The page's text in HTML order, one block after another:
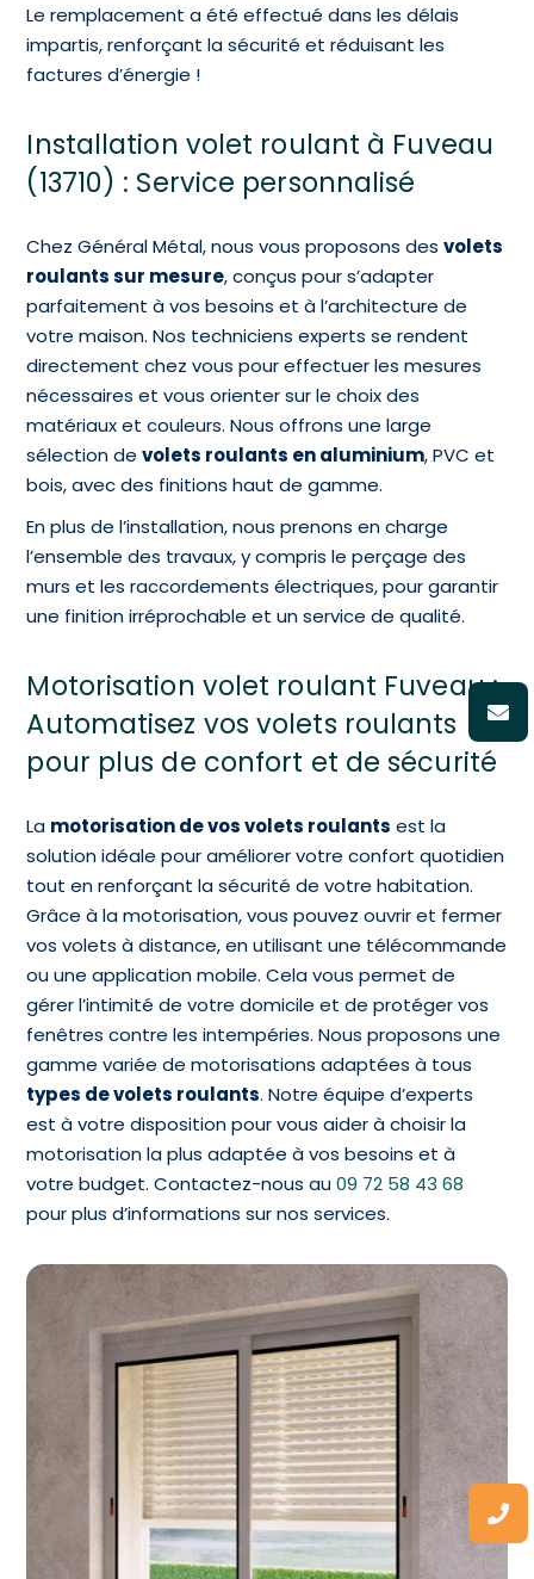
Le remplacement a été effectué dans les délais
impartis, renforçant la sécurité et réduisant les
factures d’énergie !
Installation volet roulant à Fuveau
(13710) : Service personnalisé
Chez Général Métal, nous vous proposons desvolets
roulants sur mesure, conçus pour s’adapter
parfaitement à vos besoins et à l’architecture de
votre maison. Nos techniciens experts se rendent
directement chez vous pour effectuer les mesures
nécessaires et vous orienter sur le choix des
matériaux et couleurs. Nous offrons une large
sélection devolets roulants en aluminium, PVC et
bois, avec des finitions haut de gamme.
En plus de l’installation, nous prenons en charge
l’ensemble des travaux, y compris le perçage des
murs et les raccordements électriques, pour garantir
une finition irréprochable et un service de qualité.
Motorisation volet roulant Fuveau :
Automatisez vos volets roulants
pour plus de confort et de sécurité
La motorisation de vos volets roulants est la
solution idéale pour améliorer votre confort quotidien
tout en renforçant la sécurité de votre habitation.
Grâce à la motorisation, vous pouvez ouvrir et fermer
vos volets à distance, en utilisant une télécommande
ou une application mobile. Cela vous permet de
gérer l’intimité de votre domicile et de protéger vos
fenêtres contre les intempéries. Nous proposons une
gamme variée de motorisations adaptées à tous
types de volets roulants. Notre équipe d’experts
est à votre disposition pour vous aider à choisir la
motorisation la plus adaptée à vos besoins et à
votre budget. Contactez-nous au09 72 58 43 68
pour plus d’informations sur nos services.